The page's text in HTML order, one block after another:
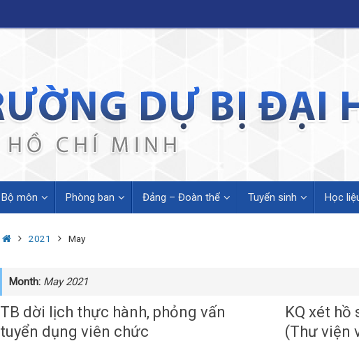
Bộ môn Phòng ban Đảng – Đoàn thể Tuyển sinh Học
Home2021 May
Month: May 2021
TB dời lịch thực hành, phỏng vấn
tuyển dụng viên chức
KQ xét
(Thư viện